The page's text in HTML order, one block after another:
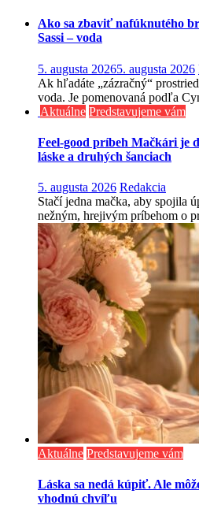
Ako sa zbaviť nafúknutého
Sassi – voda
5. augusta 20265. augusta 2026
Ak hľadáte „zázračný“
voda. Je pomenovaná podľa
Aktuálne Predstavujeme vám
Feel-good príbeh Mačkári je
láske a druhých šanciach
5. augusta 2026 Redakcia
Stačí jedna mačka, aby spojila
nežným, hrejivým príbehom o
Aktuálne Predstavujeme vám
Láska sa nedá kúpiť. Ale
vhodnú chvíľu